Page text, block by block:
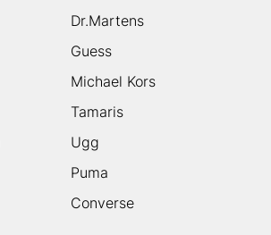
Dr.Martens
Guess
Michael Kors
Tamaris
Ugg
Puma
Converse